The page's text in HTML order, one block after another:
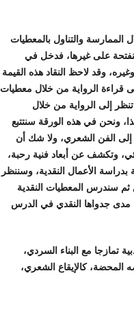
الممارسة والتناول بالمعطيات
على غيرها، فدخل في
وقد لاحظ النقاد هذه القيمة
قراءة الرواية من خلال معطيات
إلى الرواية من خلال
ونحن في هذه الورقة سنتتبع
إلى الفن الشعري، ولا شك أن
وتكشف عن أبعاد فنية رحبة،
الأعمال النقدية، وسننظر
ثم سندرس المعطيات النقدية
مدى جدواها النقدي في الدرس
تمازجا مع البناء السردي،
المحضة، كالإيقاع الشعري،